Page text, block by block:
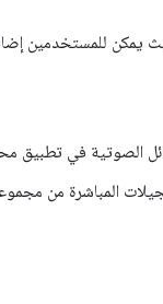
يمكن للمستخدمين
الصوتية في تطبيق
المباشرة من